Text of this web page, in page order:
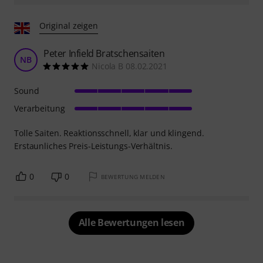
Original zeigen
NB Peter Infield Bratschensaiten
Nicola B 08.02.2021
Tolle Saiten. Reaktionsschnell, klar und klingend.
Erstaunliches Preis-Leistungs-Verhältnis.
Sound
Verarbeitung
0 0 BEWERTUNG MELDEN
Alle Bewertungen lesen